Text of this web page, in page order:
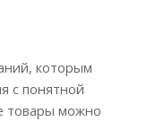
которым
с понятной
товары можно